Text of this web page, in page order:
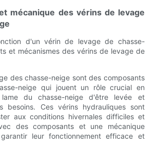
mécanique des vérins de levage
d'un vérin de levage de chasse-
et mécanismes des vérins de levage de
des chasse-neige sont des composants
neige qui jouent un rôle crucial en
du chasse-neige d'être levée et
besoins. Ces vérins hydrauliques sont
aux conditions hivernales difficiles et
des composants et une mécanique
leur fonctionnement efficace et